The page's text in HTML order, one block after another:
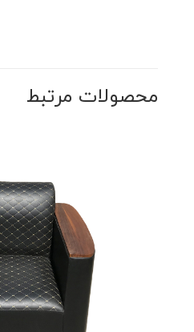
محصولات مرتبط